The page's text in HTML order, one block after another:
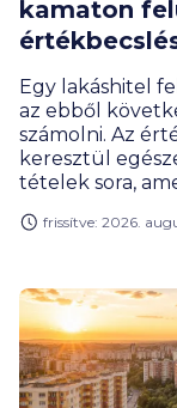
kamaton
Egy lakáshitel
az ebből
számolni. Az
keresztül
tételek sora,
díjakra
frissítve: 2026.